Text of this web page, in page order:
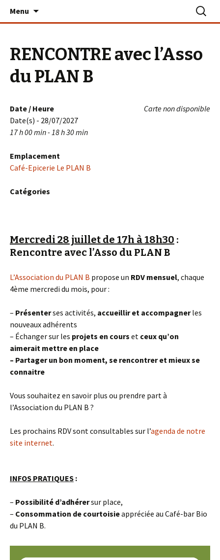
Le PLAN B – La Turballe
Menu
RENCONTRE avec l’Asso
du PLAN B
Carte non disponible
Date / Heure
Date(s) - 28/07/2027
17 h 00 min - 18 h 30 min
Emplacement
Café-Epicerie Le PLAN B
Catégories
Mercredi 28 juillet de 17h à 18h30 :
Rencontre avec l’Asso du PLAN B
L’Association du PLAN B propose un RDV mensuel, chaque
4ème mercredi du mois, pour :
– Présenterses activités, accueillir et accompagnerles
nouveaux adhérents
– Échanger sur les projets en cours et ceux qu’on
aimerait mettre en place
– Partager un bon moment, se rencontrer et mieux se
connaitre
Vous souhaitez en savoir plus ou prendre part à
l’Association du PLAN B ?
Les prochains RDV sont consultables sur l’agenda de notre
site internet.
INFOS PRATIQUES :
– Possibilité d’adhérersur place,
– Consommation de courtoisieappréciée au Café-bar Bio
du PLAN B.